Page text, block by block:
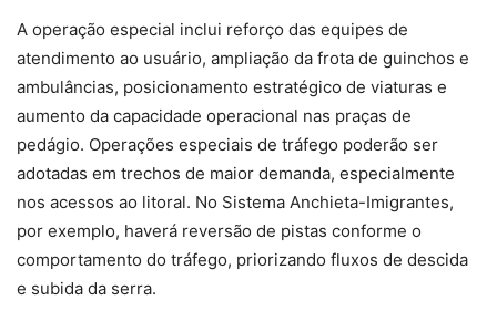
A operação especial inclui reforço das equipes de
atendimento ao usuário, ampliação da frota de guinchos e
ambulâncias, posicionamento estratégico de viaturas e
aumento da capacidade operacional nas praças de
pedágio. Operações especiais de tráfego poderão ser
adotadas em trechos de maior demanda, especialmente
nos acessos ao litoral. No Sistema Anchieta-Imigrantes,
por exemplo, haverá reversão de pistas conforme o
comportamento do tráfego, priorizando fluxos de descida
e subida da serra.